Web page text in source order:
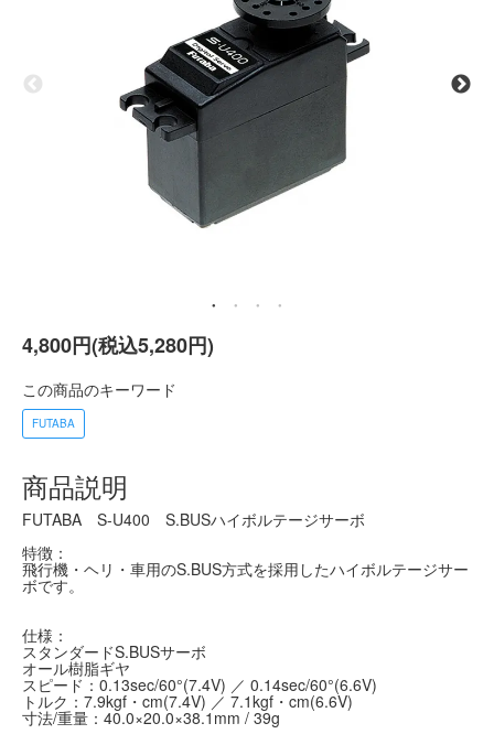
4,800円(税込5,280円)
この商品のキーワード
FUTABA
商品説明
FUTABA S-U400 S.BUSハイボルテージサーボ
特徴：
飛行機・ヘリ・車用のS.BUS方式を採用したハイボルテージサー
ボです。
仕様：
スタンダードS.BUSサーボ
オール樹脂ギヤ
スピード：0.13sec/60°(7.4V) ／ 0.14sec/60°(6.6V)
トルク：7.9kgf・cm(7.4V) ／ 7.1kgf・cm(6.6V)
寸法/重量：40.0×20.0×38.1mm / 39g